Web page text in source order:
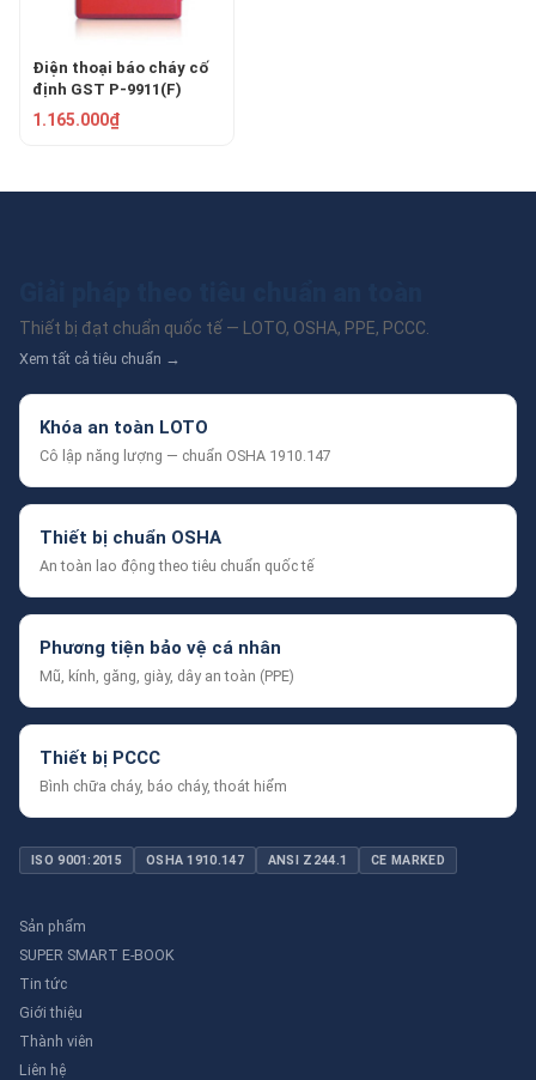
Điện thoại báo cháy cố
định GST P-9911(F)
1.165.000₫
Thiết bị đạt chuẩn quốc tế — LOTO, OSHA, PPE, PCCC.
Xem tất cả tiêu chuẩn →
Khóa an toàn LOTO
Cô lập năng lượng — chuẩn OSHA 1910.147
Thiết bị chuẩn OSHA
An toàn lao động theo tiêu chuẩn quốc tế
Phương tiện bảo vệ cá nhân
Mũ, kính, găng, giày, dây an toàn (PPE)
Thiết bị PCCC
Bình chữa cháy, báo cháy, thoát hiểm
ISO 9001:2015 OSHA 1910.147 ANSI Z244.1 CE MARKED
Sản phẩm
SUPER SMART E-BOOK
Tin tức
Giới thiệu
Thành viên
Liên hệ